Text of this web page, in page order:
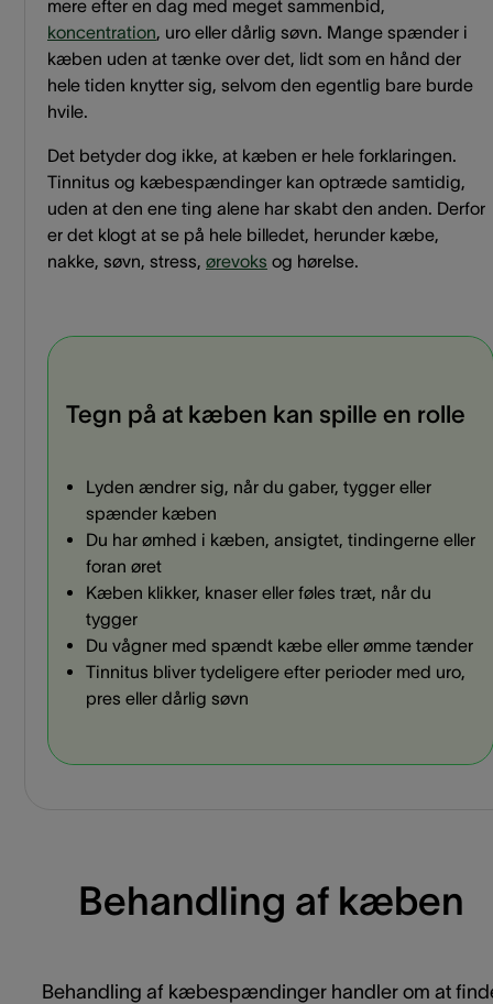
mere efter en dag med meget sammenbid,
koncentration, uro eller dårlig søvn. Mange spænder i
kæben uden at tænke over det, lidt som en hånd der
hele tiden knytter sig, selvom den egentlig bare burde
hvile.
Det betyder dog ikke, at kæben er hele forklaringen.
Tinnitus og kæbespændinger kan optræde samtidig,
uden at den ene ting alene har skabt den anden. Derfor
er det klogt at se på hele billedet, herunder kæbe,
nakke, søvn, stress, ørevoks og hørelse.
Tegn på at kæben kan spille en rolle
Lyden ændrer sig, når du gaber, tygger eller
spænder kæben
Du har ømhed i kæben, ansigtet, tindingerne eller
foran øret
Kæben klikker, knaser eller føles træt, når du
tygger
Du vågner med spændt kæbe eller ømme tænder
Tinnitus bliver tydeligere efter perioder med uro,
pres eller dårlig søvn
Behandling af kæben
Behandling af kæbespændinger handler om at